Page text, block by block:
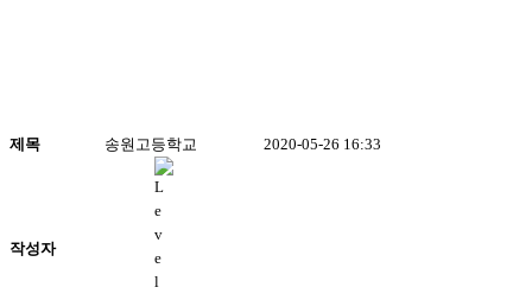
진행중인 현장안내
진행중인 현장안내
제목 송원고등학교 2020-05-26 16:33
작성자